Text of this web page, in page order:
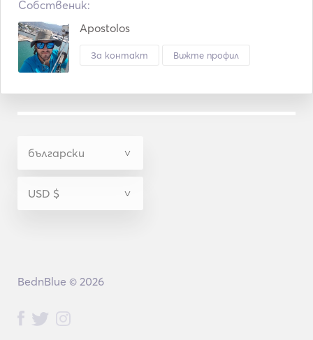
Собственик:
Apostolos
За контакт Вижте профил
BednBlue © 2026